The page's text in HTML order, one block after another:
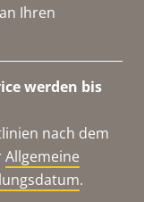
Ihren
werden bis
nach dem
Allgemeine
.